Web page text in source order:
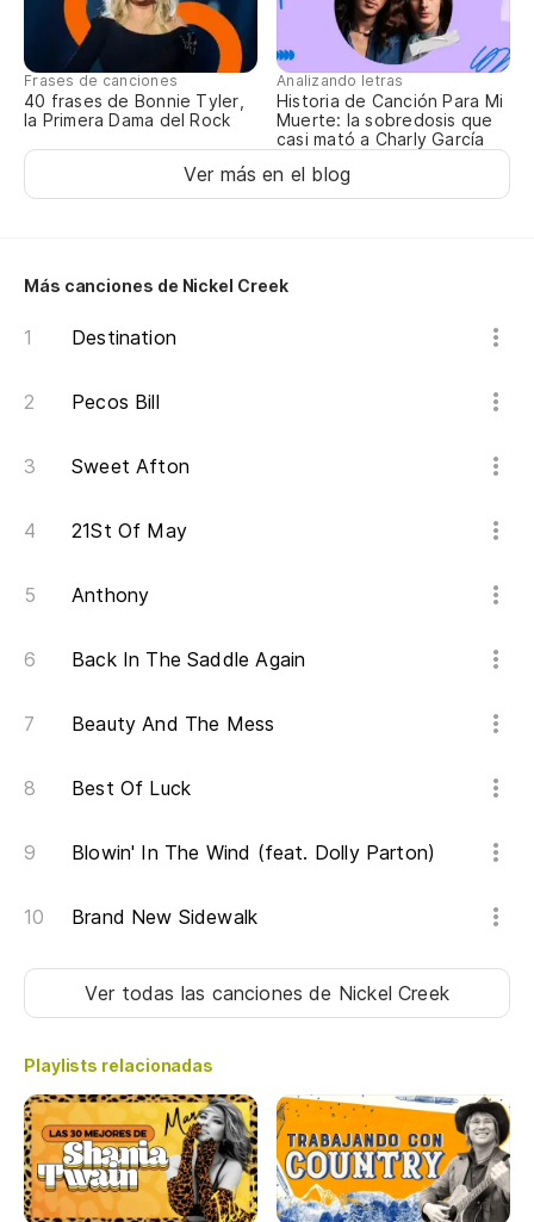
Frases de canciones
40 frases de Bonnie Tyler,
la Primera Dama del Rock
Analizando letras
Historia de Canción Para Mi
Muerte: la sobredosis que
casi mató a Charly García
Ver más en el blog
Más canciones de Nickel Creek
Destination
Pecos Bill
Sweet Afton
21St Of May
Anthony
Back In The Saddle Again
Beauty And The Mess
Best Of Luck
Blowin' In The Wind (feat. Dolly Parton)
Brand New Sidewalk
Ver todas las cancionesde Nickel Creek
Playlists relacionadas